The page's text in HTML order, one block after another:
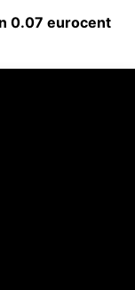
0.07 eurocent